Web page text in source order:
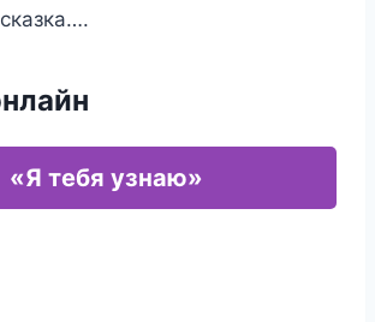
«Я тебя узнаю»